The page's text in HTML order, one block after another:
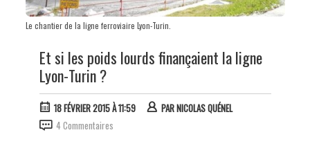
Le chantier de la ligne ferroviaire Lyon-Turin.
Et si les poids lourds finançaient la ligne
Lyon-Turin ?
18 FÉVRIER 2015 À 11:59 PARNICOLAS QUÉNEL
4 Commentaires